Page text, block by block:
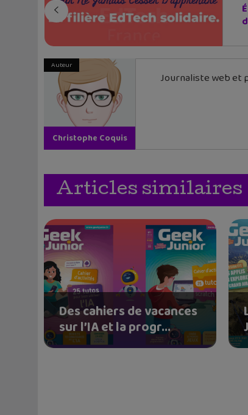
Auteur
Christophe Coquis
Journaliste web et
Articles similaires
Des cahiers de vacances
sur l’IA et la progr...